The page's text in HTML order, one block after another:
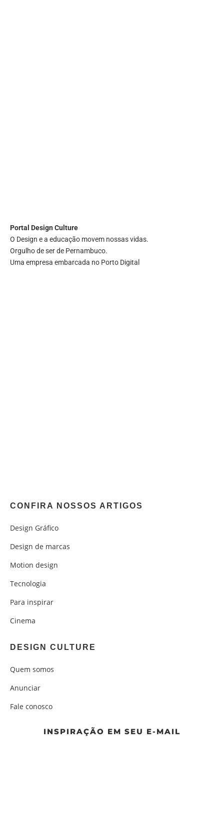
Portal Design Culture
O Design e a educação movem nossas vidas.
Orgulho de ser de Pernambuco.
Uma empresa embarcada no Porto Digital
CONFIRA NOSSOS ARTIGOS
Design Gráfico
Design de marcas
Motion design
Tecnologia
Para inspirar
Cinema
DESIGN CULTURE
Quem somos
Anunciar
Fale conosco
INSPIRAÇÃO EM SEU E-MAIL